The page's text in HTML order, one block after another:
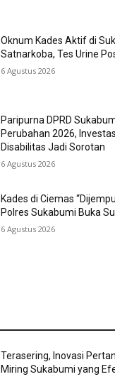
Oknum Kades Aktif di
Satnarkoba, Tes Urine
6 Agustus 2026
Paripurna DPRD
Perubahan 2026,
Disabilitas Jadi Sorotan
6 Agustus 2026
Kades di Ciemas
Polres Sukabumi Buka
6 Agustus 2026
Terasering, Inovasi
Miring Sukabumi yang